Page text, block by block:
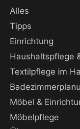
Alles
Tipps
Einrichtung
Haushaltspflege
Textilpflege im
Möbel &
Möbelpflege